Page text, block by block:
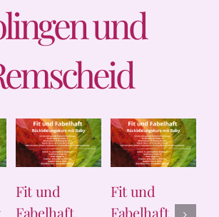
und
Details
Ausführung
wählen
Details
Fit und
Fabelhaft
wählen